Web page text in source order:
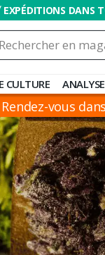
EXPÉDITIONS DANS
:
CULTURE
Rendez-vous